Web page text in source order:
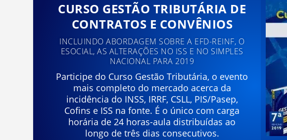
CURSO GESTÃO TRIBUTÁRIA DE
CONTRATOS E CONVÊNIOS
INCLUINDO ABORDAGEM SOBRE A EFD-REINF, O
ESOCIAL, AS ALTERAÇÕES NO ISS E NO SIMPLES
NACIONAL PARA 2019
Participe do Curso Gestão Tributária, o evento
mais completo do mercado acerca da
incidência do INSS, IRRF, CSLL, PIS/Pasep,
Cofins e ISS na fonte. É o único com carga
horária de 24 horas-aula distribuídas ao
longo de três dias consecutivos.